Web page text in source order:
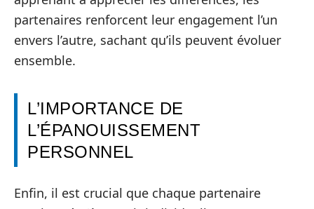
partenaires renforcent leur engagement l’un
envers l’autre, sachant qu’ils peuvent évoluer
ensemble.
L’IMPORTANCE DE
L’ÉPANOUISSEMENT
PERSONNEL
Enfin, il est crucial que chaque partenaire